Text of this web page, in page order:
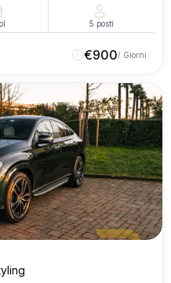
5 posti
€900/ Giorni